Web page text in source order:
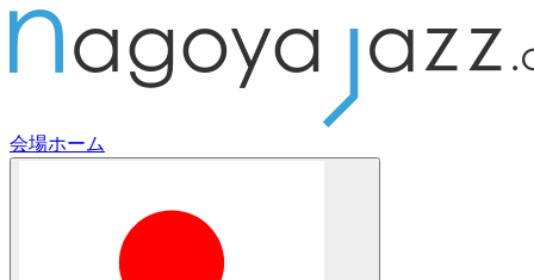
会場ホーム